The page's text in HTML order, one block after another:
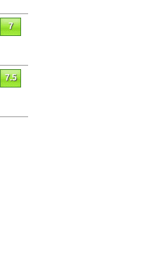
7
7.5